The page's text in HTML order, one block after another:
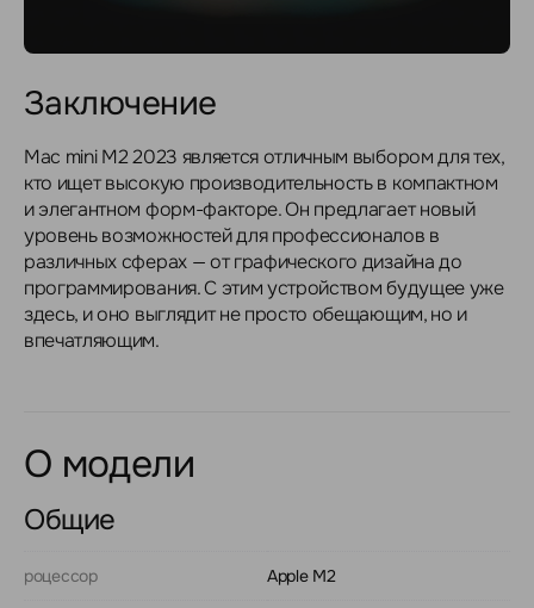
Заключение
Mac mini M2 2023 является отличным выбором для тех,
кто ищет высокую производительность в компактном
и элегантном форм-факторе. Он предлагает новый
уровень возможностей для профессионалов в
различных сферах — от графического дизайна до
программирования. С этим устройством будущее уже
здесь, и оно выглядит не просто обещающим, но и
впечатляющим.
О модели
Общие
роцессор Apple M2